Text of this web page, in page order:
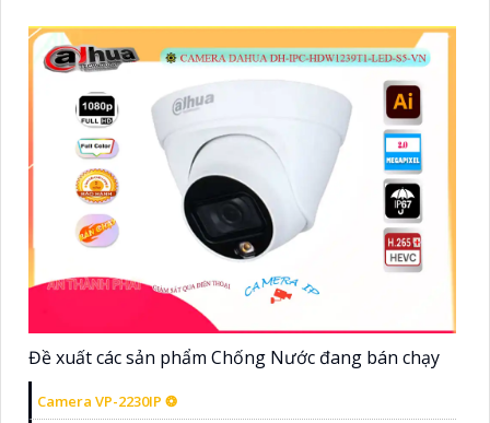
Đề xuất các sản phẩm Chống Nước đang bán chạy
Camera VP-2230IP ❂